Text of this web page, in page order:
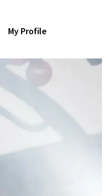
My Profile